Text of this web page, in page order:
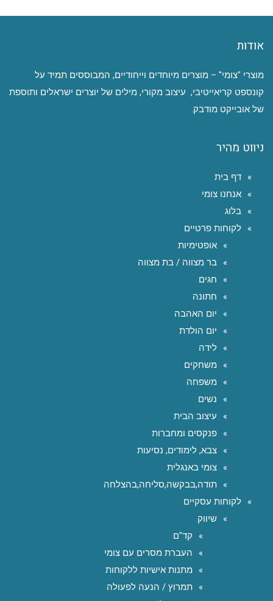
אודות
מוצרי "צומי" – מוצרים מיוחדים וייחודיים, המבוססים תמיד על
קונספט קריאייטיבי, עיצוב מקורי, מילים של יוצרים ישראלים ותוספת
של אובייקט מודבק.
ניווט מהיר
דף בית
אנחנו צומי
בלוג
לקוחות פרטיים
אופטימיות
בר מצווה / בת מצווה
חגים
חתונה
יום האהבה
יום הולדת
לידה
משחקים
משפחה
נשים
עיצוב הבית
פנקסים ומחברות
צבא, לימודים, נסיעות
צומי באנגלית
תודה,בבקשה,סליחה,בהצלחה
לקוחות עסקיים
שיווק
קד"ם
העברת מסרים עם צומי
מתנות אישיות ללקוחות
תמרוץ / הנעה לפעולה